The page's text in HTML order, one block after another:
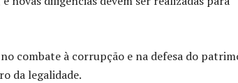
combate à corrupção e na defesa do
da legalidade.